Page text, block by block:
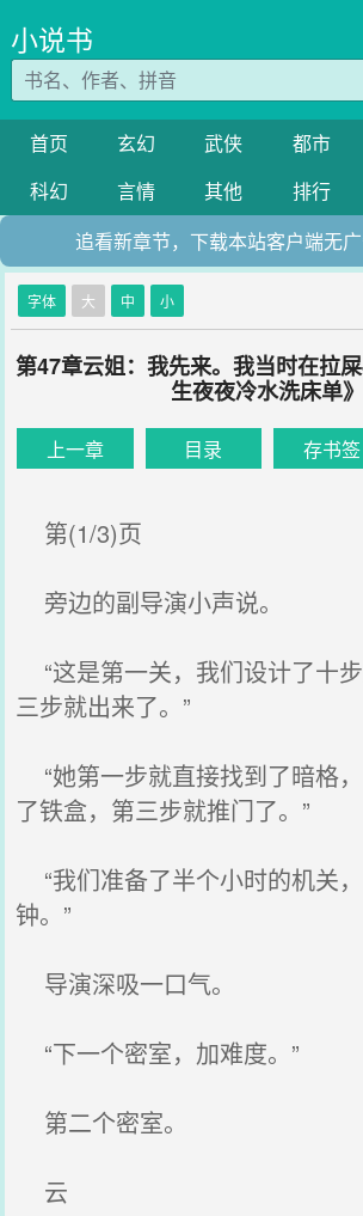
小说书
首页 玄幻 武侠 都市
科幻
言情 其他 排行
追看新章节，下载本站客户端无
字体 大 中 小
第47章云姐：我先来。我当时在拉
生夜夜冷水洗床单》
上一章 目录 存书签
第(1/3)页
旁边的副导演小声说。
“这是第一关，我们设计了十
三步就出来了。”
“她第一步就直接找到了暗格
了铁盒，第三步就推门了。”
“我们准备了半个小时的机关
钟。”
导演深吸一口气。
“下一个密室，加难度。”
第二个密室。
云